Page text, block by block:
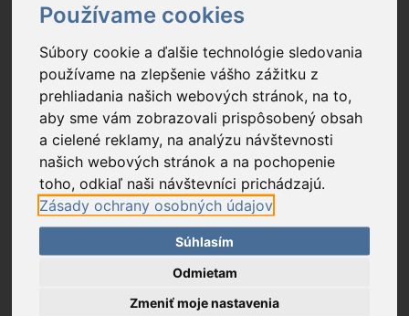
Používame cookies
Súbory cookie a ďalšie technológie sledovania
používame na zlepšenie vášho zážitku z
prehliadania našich webových stránok, na to,
aby sme vám zobrazovali prispôsobený obsah
a cielené reklamy, na analýzu návštevnosti
našich webových stránok a na pochopenie
toho, odkiaľ naši návštevníci prichádzajú.
Zásady ochrany osobných údajov
Súhlasím
Odmietam
Zmeniť moje nastavenia
NEB-FLT-1033-G- NEBO BIG LARRY PRO +